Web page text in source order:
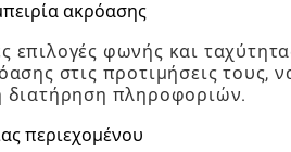
ακρόασης
επιλογές φωνής και
στις προτιμήσεις
διατήρηση πληροφοριών.
περιεχομένου